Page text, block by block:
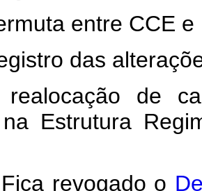
entre CCE e
das
de
Estrutura
revogado o